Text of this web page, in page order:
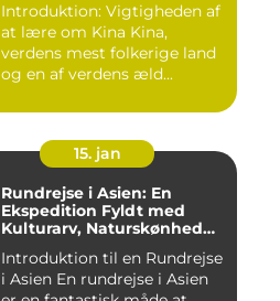
Introduktion: Vigtigheden af
at lære om Kina Kina,
verdens mest folkerige land
og en af verdens æld...
15. jan
Rundrejse i Asien: En
Ekspedition Fyldt med
Kulturarv, Naturskønhed
Introduktion til en Rundrejse
i Asien En rundrejse i Asien